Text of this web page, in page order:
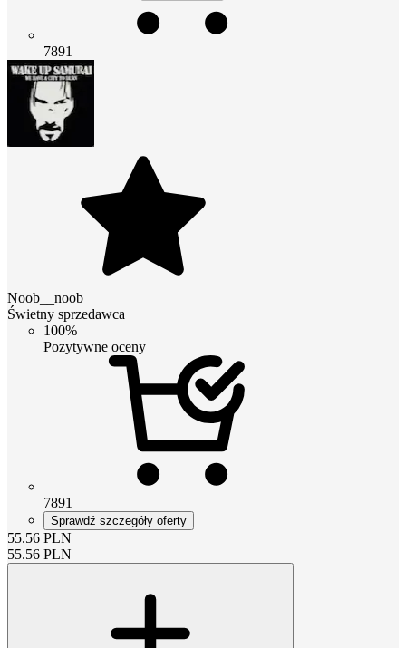
7891
Noob__noob
Świetny sprzedawca
100%
Pozytywne oceny
7891
Sprawdź szczegóły oferty
55.56 PLN
55.56 PLN